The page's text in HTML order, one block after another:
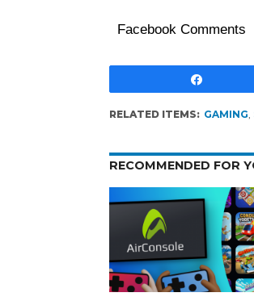
Facebook Comments
RELATED ITEMS: GAMING,
RECOMMENDED FOR